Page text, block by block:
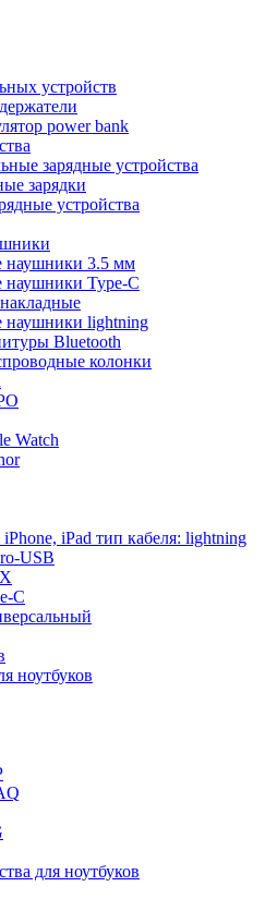
устройств
power bank
зарядные устройства
зарядки
устройства
наушники 3.5 мм
Type-C
наушники lightning
Bluetooth
колонки
Watch
iPad тип кабеля: lightning
USB
C
ноутбуков
для ноутбуков